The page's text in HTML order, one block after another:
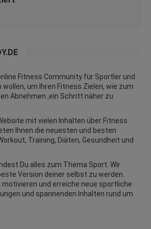
Fitness Community für Sportler und
wollen, um Ihren Fitness Zielen, wie zum
Abnehmen ,ein Schritt näher zu
mit vielen Inhalten über Fitness
Ihnen die neuesten und besten
Training, Diäten, Gesundheit und
Du alles zum Thema Sport. Wir
Version deiner selbst zu werden.
motivieren und erreiche neue sportliche
und spannenden Inhalten rund um